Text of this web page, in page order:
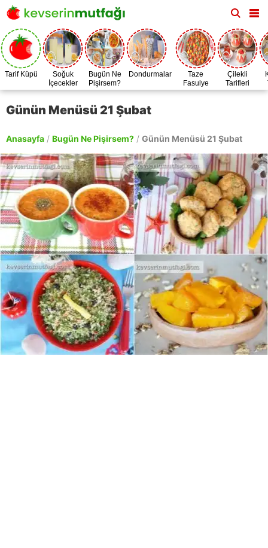
Tarif Küpü
Soğuk
İçecekler
Bugün Ne
Pişirsem?
Dondurmalar
Taze
Fasulye
Zamanı
Çilekli
Tarifleri
Günün Menüsü 21 Şubat
Anasayfa / Bugün Ne Pişirsem? / Günün Menüsü 21 Şubat